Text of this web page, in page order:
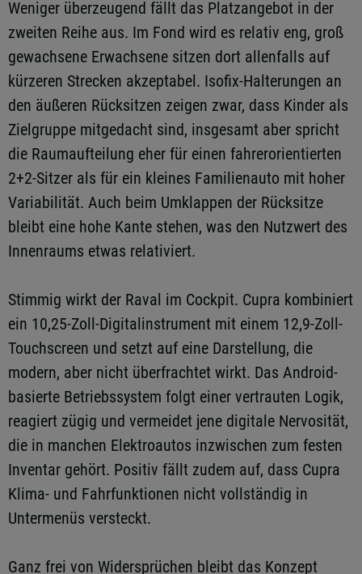
Weniger überzeugend fällt das Platzangebot in der
zweiten Reihe aus. Im Fond wird es relativ eng, groß
gewachsene Erwachsene sitzen dort allenfalls auf
kürzeren Strecken akzeptabel. Isofix-Halterungen an
den äußeren Rücksitzen zeigen zwar, dass Kinder als
Zielgruppe mitgedacht sind, insgesamt aber spricht
die Raumaufteilung eher für einen fahrerorientierten
2+2-Sitzer als für ein kleines Familienauto mit hoher
Variabilität. Auch beim Umklappen der Rücksitze
bleibt eine hohe Kante stehen, was den Nutzwert des
Innenraums etwas relativiert.
Stimmig wirkt der Raval im Cockpit. Cupra kombiniert
ein 10,25-Zoll-Digitalinstrument mit einem 12,9-Zoll-
Touchscreen und setzt auf eine Darstellung, die
modern, aber nicht überfrachtet wirkt. Das Android-
basierte Betriebssystem folgt einer vertrauten Logik,
reagiert zügig und vermeidet jene digitale Nervosität,
die in manchen Elektroautos inzwischen zum festen
Inventar gehört. Positiv fällt zudem auf, dass Cupra
Klima- und Fahrfunktionen nicht vollständig in
Untermenüs versteckt.
Ganz frei von Widersprüchen bleibt das Konzept